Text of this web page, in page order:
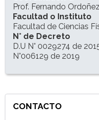
Prof. Fernando
Facultad o Instituto
Facultad de Ciencias
N° de Decreto
D.U N° 0029274 de
N°006129 de 2019
CONTACTO